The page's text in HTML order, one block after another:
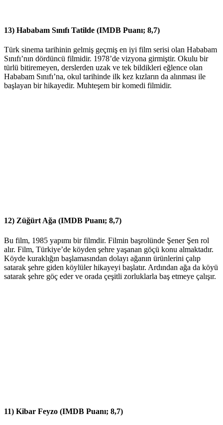
13) Hababam Sınıfı Tatilde (IMDB Puanı; 8,7)
Türk sinema tarihinin gelmiş geçmiş en iyi film serisi olan Hababam
Sınıfı’nın dördüncü filmidir. 1978’de vizyona girmiştir. Okulu bir
türlü bitiremeyen, derslerden uzak ve tek bildikleri eğlence olan
Hababam Sınıfı’na, okul tarihinde ilk kez kızların da alınması ile
başlayan bir hikayedir. Muhteşem bir komedi filmidir.
12) Züğürt Ağa (IMDB Puanı; 8,7)
Bu film, 1985 yapımı bir filmdir. Filmin başrolünde Şener Şen rol
alır. Film, Türkiye’de köyden şehre yaşanan göçü konu almaktadır.
Köyde kuraklığın başlamasından dolayı ağanın ürünlerini çalıp
satarak şehre giden köylüler hikayeyi başlatır. Ardından ağa da köyü
satarak şehre göç eder ve orada çeşitli zorluklarla baş etmeye çalışır.
11) Kibar Feyzo (IMDB Puanı; 8,7)